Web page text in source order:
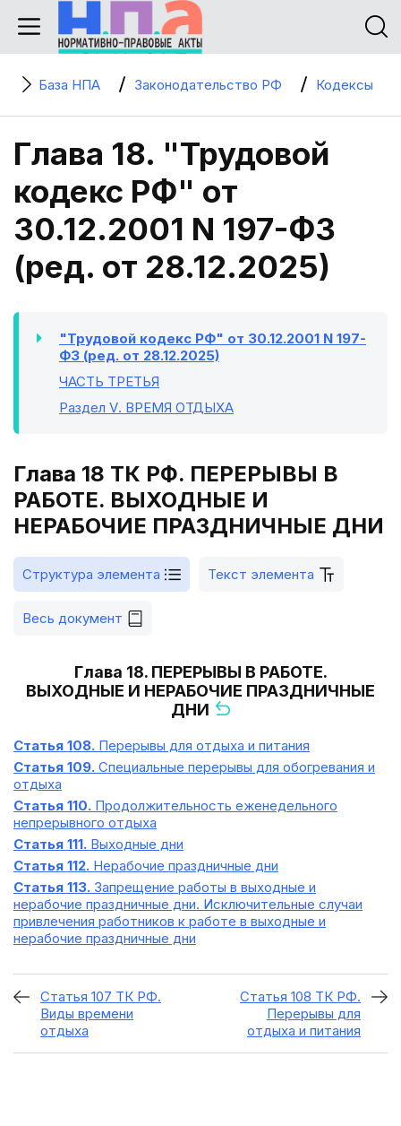
База НПА Законодательство РФ Кодексы
Глава 18. "Трудовой
кодекс РФ" от
30.12.2001 N 197-ФЗ
(ред. от 28.12.2025)
"Трудовой кодекс РФ" от 30.12.2001 N 197-
ФЗ (ред. от 28.12.2025)
ЧАСТЬ ТРЕТЬЯ
Раздел V. ВРЕМЯ ОТДЫХА
Глава 18 ТК РФ. ПЕРЕРЫВЫ В
РАБОТЕ. ВЫХОДНЫЕ И
НЕРАБОЧИЕ ПРАЗДНИЧНЫЕ ДНИ
Структура элемента Текст элемента
Весь документ
Глава 18. ПЕРЕРЫВЫ В РАБОТЕ.
ВЫХОДНЫЕ И НЕРАБОЧИЕ ПРАЗДНИЧНЫЕ
ДНИ
Статья 108. Перерывы для отдыха и питания
Статья 109. Специальные перерывы для обогревания и
отдыха
Статья 110. Продолжительность еженедельного
непрерывного отдыха
Статья 111. Выходные дни
Статья 112. Нерабочие праздничные дни
Статья 113. Запрещение работы в выходные и
нерабочие праздничные дни. Исключительные случаи
привлечения работников к работе в выходные и
нерабочие праздничные дни
Статья 107 ТК РФ.
Виды времени
отдыха
Статья 108 ТК РФ.
Перерывы для
отдыха и питания